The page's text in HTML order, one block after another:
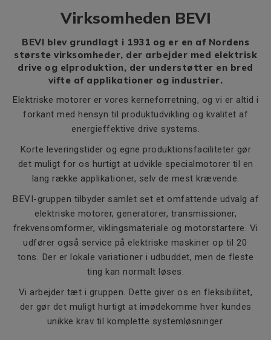
Virksomheden BEVI
BEVI blev grundlagt i 1931 og er en af Nordens
største virksomheder, der arbejder med elektrisk
drive og elproduktion, der understøtter en bred
vifte af applikationer og industrier.
Elektriske motorer er vores kerneforretning, og vi er altid i
forkant med hensyn til produktudvikling og kvalitet af
energieffektive drive systems.
Korte leveringstider og egne produktionsfaciliteter gør
det muligt for os hurtigt at udvikle specialmotorer til en
lang række applikationer, selv de mest krævende.
BEVI-gruppen tilbyder samlet set et omfattende udvalg af
elektriske motorer, generatorer, transmissioner,
frekvensomformer, viklingsmateriale og motorstartere. Vi
udfører også service på elektriske maskiner op til 20
tons. Der er lokale variationer i udbuddet, men de fleste
ting kan normalt løses.
Vi arbejder tæt i gruppen. Dette giver os en fleksibilitet,
der gør det muligt hurtigt at imødekomme hver kundes
unikke krav til komplette systemløsninger.